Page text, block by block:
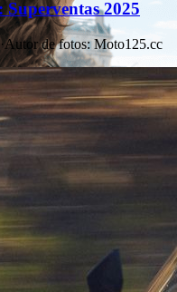
Superventas 2025
·Autor de fotos: Moto125.cc